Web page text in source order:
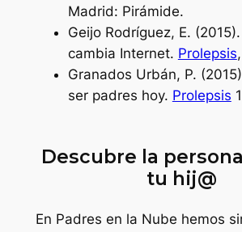
Madrid: Pirámide.
Geijo Rodríguez, E.
cambia Internet. Prolepsis
Granados Urbán, P.
ser padres hoy. Prolepsis
Descubre la
tu hij@
En Padres en la Nube hemos